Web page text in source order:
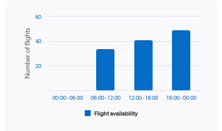
axis
displaying
values.
Range:
chart
with
bars.
The
Chart
graphic.
Number of flights
Flight availability
00:00 - 06:00 06:00 - 12:00 12:00 - 18:00 18:00 - 00:00
20
40
60